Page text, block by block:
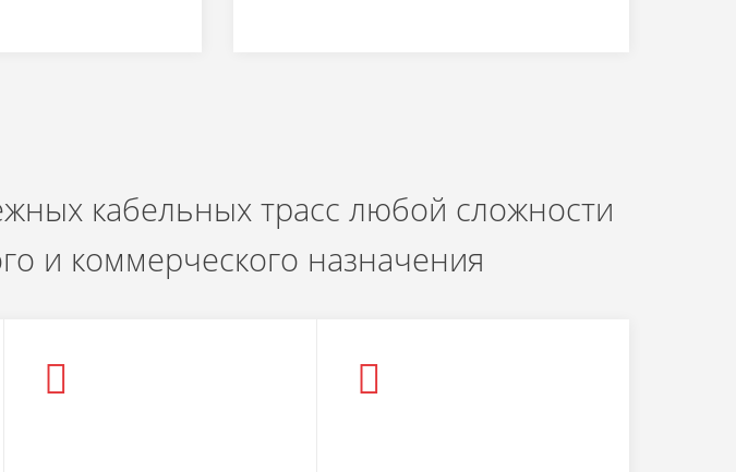
кабельных трасс любой сложности
и коммерческого назначения